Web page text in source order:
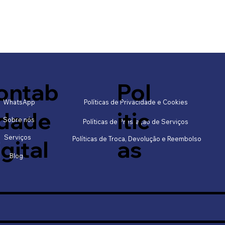
WhatsApp
Serviços
Sobre nós
Blog
Políticas de Privacidade e Cookies
Políticas de Prestação de Serviços
Políticas de Troca, Devolução e Reembolso
Pol
itic
as